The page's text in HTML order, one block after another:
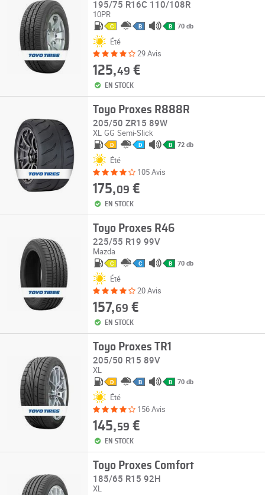
195/75 R16C 110/108R
10PR
C B B 70 db
Été
29 Avis
125,49 €
EN STOCK
Toyo Proxes R888R
205/50 ZR15 89W
XL GG Semi-Slick
D D B 72 db
Été
105 Avis
175,09 €
EN STOCK
Toyo Proxes R46
225/55 R19 99V
Mazda
C C B 70 db
Été
20 Avis
157,69 €
EN STOCK
Toyo Proxes TR1
205/50 R15 89V
XL
D B B 70 db
Été
156 Avis
145,59 €
EN STOCK
Toyo Proxes Comfort
185/65 R15 92H
XL